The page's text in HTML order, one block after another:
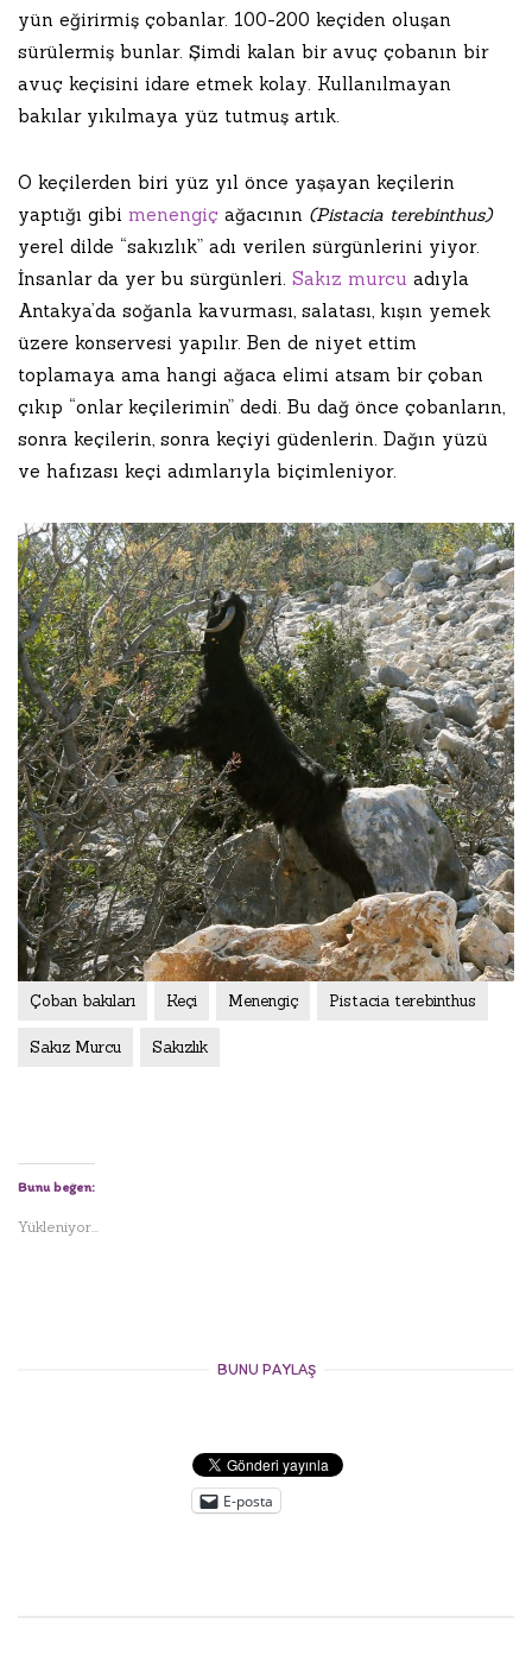
yün eğirirmiş çobanlar. 100-200 keçiden oluşan
sürülermiş bunlar. Şimdi kalan bir avuç çobanın bir
avuç keçisini idare etmek kolay. Kullanılmayan
bakılar yıkılmaya yüz tutmuş artık.
O keçilerden biri yüz yıl önce yaşayan keçilerin
yaptığı gibi menengiç ağacının (Pistacia terebinthus)
yerel dilde “sakızlık” adı verilen sürgünlerini yiyor.
İnsanlar da yer bu sürgünleri. Sakız murcu adıyla
Antakya’da soğanla kavurması, salatası, kışın yemek
üzere konservesi yapılır. Ben de niyet ettim
toplamaya ama hangi ağaca elimi atsam bir çoban
çıkıp “onlar keçilerimin” dedi. Bu dağ önce çobanların,
sonra keçilerin, sonra keçiyi güdenlerin. Dağın yüzü
ve hafızası keçi adımlarıyla biçimleniyor.
Çoban bakıları Keçi Menengiç Pistacia terebinthus
Sakız Murcu Sakızlık
Bunu beğen:
Yükleniyor...
BUNU PAYLAŞ
E-posta